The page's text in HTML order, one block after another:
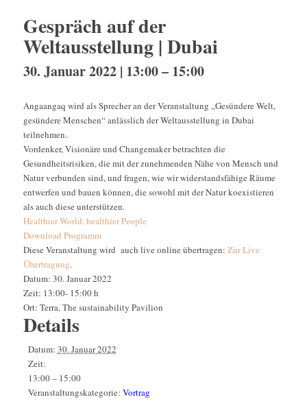
Gespräch auf der
Weltausstellung | Dubai
30. Januar 2022 | 13:00– 15:00
Angaangaq wird als Sprecher an der Veranstaltung „Gesündere Welt,
gesündere Menschen“ anlässlich der Weltausstellung in Dubai
teilnehmen.
Vordenker, Visionäre und Changemaker betrachten die
Gesundheitsrisiken, die mit der zunehmenden Nähe von Mensch und
Natur verbunden sind, und fragen, wie wir widerstandsfähige Räume
entwerfen und bauen können, die sowohl mit der Natur koexistieren
als auch diese unterstützen.
Healthier World, healthier People
Download Programm
Diese Veranstaltung wird auch live online übertragen: Zur Live
Übertragung.
Datum: 30. Januar 2022
Zeit: 13:00- 15:00 h
Ort: Terra, The sustainability Pavilion
Details
Datum: 30. Januar 2022
Zeit:
13:00 – 15:00
Veranstaltungskategorie: Vortrag